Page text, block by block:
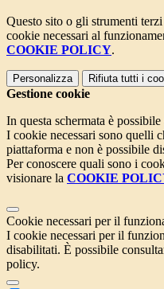
Questo sito o gli strumenti
cookie necessari al
COOKIE POLICY.
Personalizza Rifiuta tutti i
Gestione cookie
In questa schermata è
I cookie necessari sono quelli
piattaforma e non è possibile
Per conoscere quali sono i
visionare la COOKIE
Cookie necessari per il
I cookie necessari per il
disabilitati. È possibile
policy.